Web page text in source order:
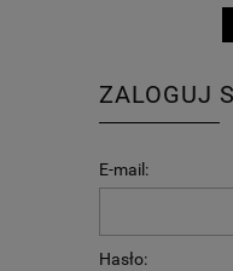
ZALOGUJ
E-mail:
Hasło: